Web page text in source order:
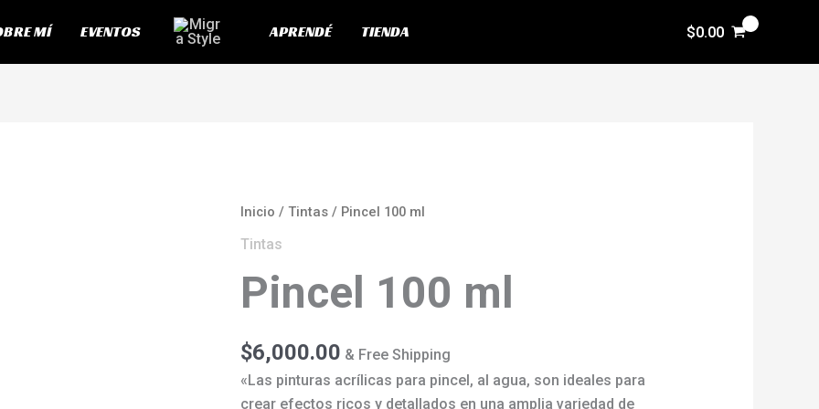
MÍ EVENTOS APRENDÉ TIENDA $0.00
Inicio /Tintas / Pincel 100 ml
Tintas
Pincel 100 ml
$6,000.00 & Free Shipping
«Las pinturas acrílicas para pincel, al agua, son ideales para
crear efectos ricos y detallados en una amplia variedad de
Pincel
100
cantidad